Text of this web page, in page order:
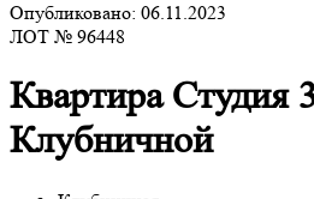
Опубликовано: 06.11.2023
ЛОТ № 96448
Квартира Студия
Клубничной